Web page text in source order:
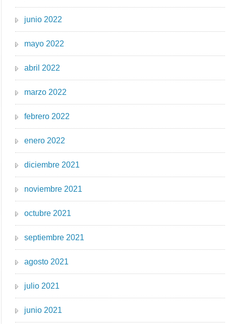
junio 2022
mayo 2022
abril 2022
marzo 2022
febrero 2022
enero 2022
diciembre 2021
noviembre 2021
octubre 2021
septiembre 2021
agosto 2021
julio 2021
junio 2021